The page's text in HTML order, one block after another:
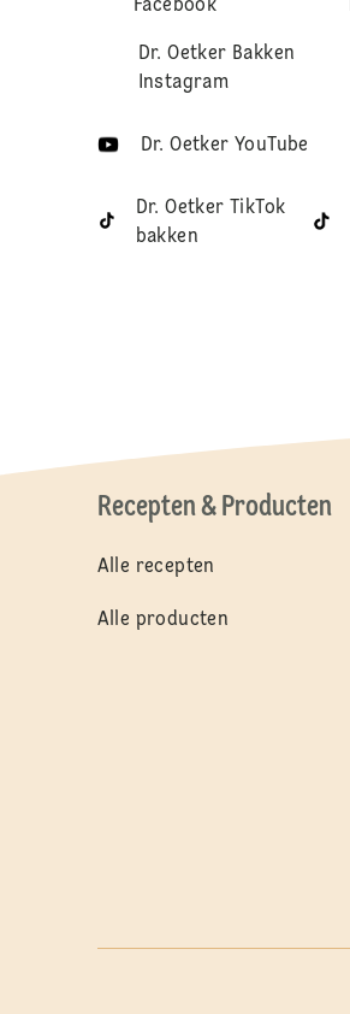
Facebook
Dr. Oetker Bakken
Instagram
Dr. Oetker YouTube
Dr. Oetker TikTok
bakken
Recepten & Producten
Alle recepten
Alle producten